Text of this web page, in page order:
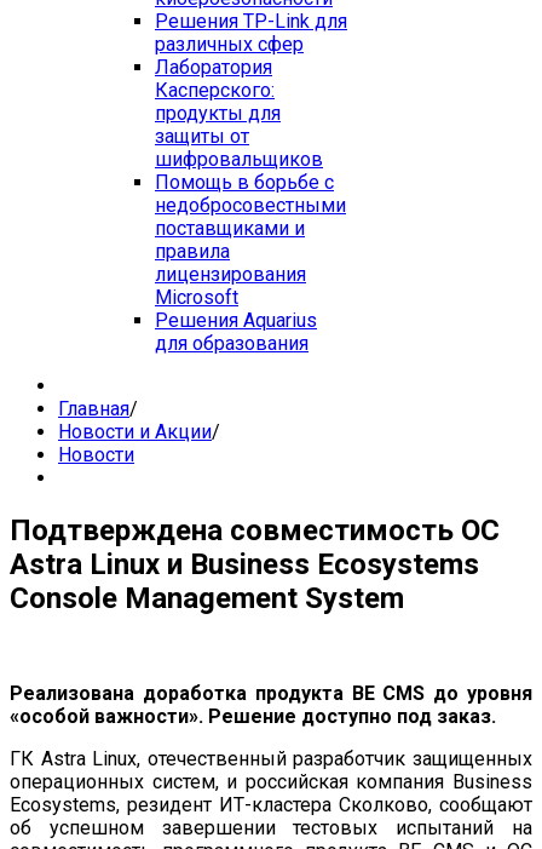
Решения TP-Link для
различных сфер
Лаборатория
Касперского:
продукты для
защиты от
шифровальщиков
Помощь в борьбе с
недобросовестными
поставщиками и
правила
лицензирования
Microsoft
Решения Aquarius
для образования
Главная/
Новости и Акции/
Новости
Подтверждена совместимость ОС
Astra Linux и Business Ecosystems
Console Management System
Реализована доработка продукта BE CMS до уровня
«особой важности». Решение доступно под заказ.
ГК Astra Linux, отечественный разработчик защищенных
операционных систем, и российская компания Business
Ecosystems, резидент ИТ-кластера Сколково, сообщают
об успешном завершении тестовых испытаний на